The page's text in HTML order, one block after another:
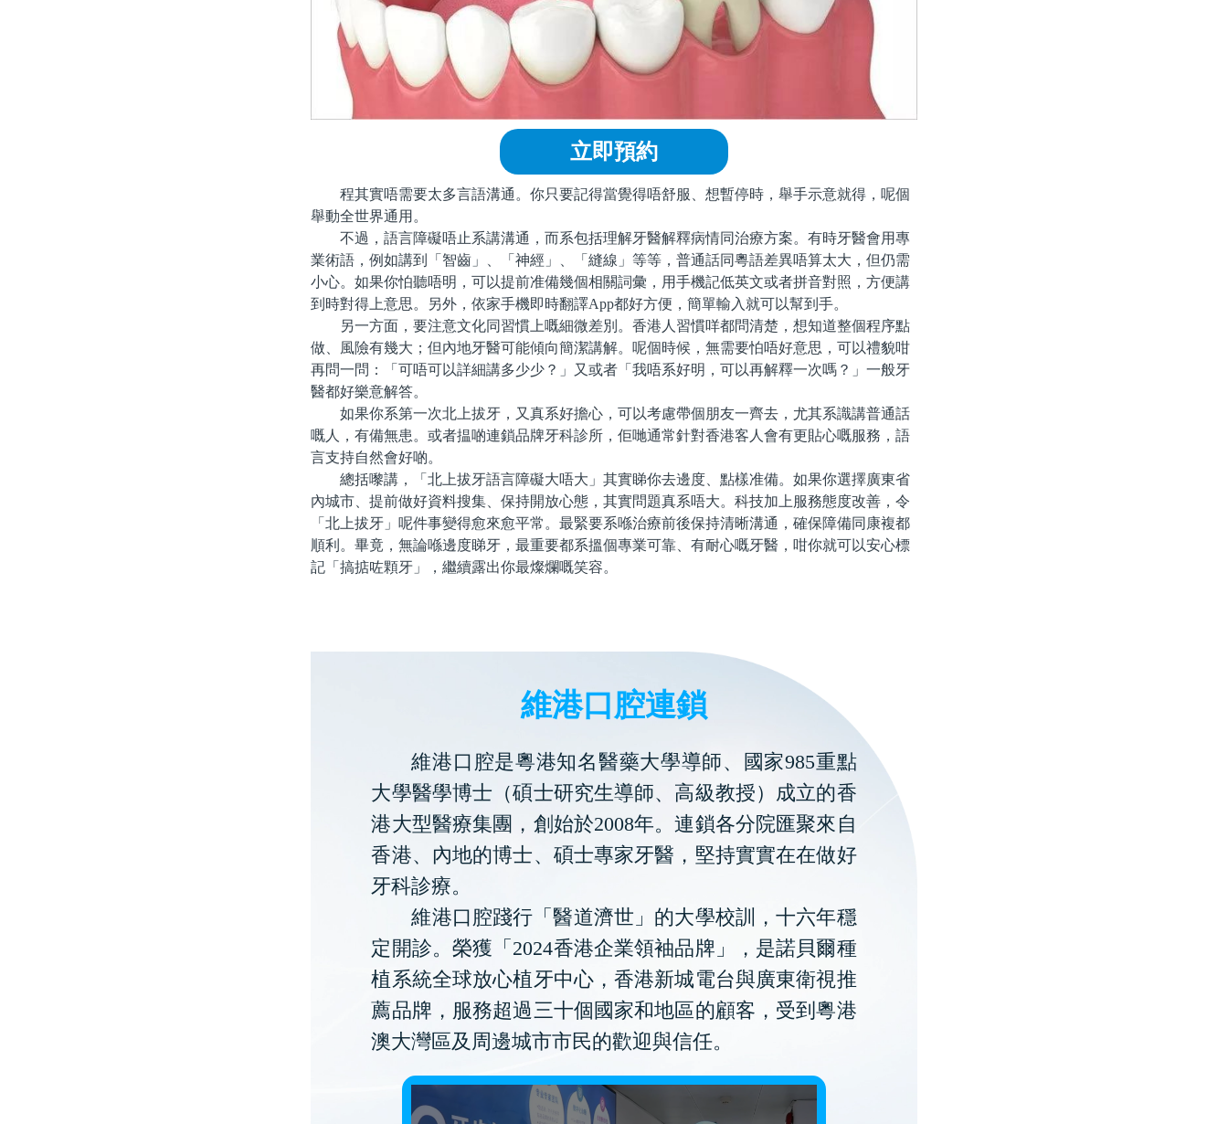
立即預約
程其實唔需要太多言語溝通。你只要記得當覺得唔舒服、想暫停時，舉手示意就得，呢個
舉動全世界通用。
不過，語言障礙唔止系講溝通，而系包括理解牙醫解釋病情同治療方案。有時牙醫會用專
業術語，例如講到「智齒」、「神經」、「縫線」等等，普通話同粵語差異唔算太大，但仍需
小心。如果你怕聽唔明，可以提前准備幾個相關詞彙，用手機記低英文或者拼音對照，方便講
到時對得上意思。另外，依家手機即時翻譯App都好方便，簡單輸入就可以幫到手。
另一方面，要注意文化同習慣上嘅細微差別。香港人習慣咩都問清楚，想知道整個程序點
做、風險有幾大；但內地牙醫可能傾向簡潔講解。呢個時候，無需要怕唔好意思，可以禮貌咁
再問一問：「可唔可以詳細講多少少？」又或者「我唔系好明，可以再解釋一次嗎？」一般牙
醫都好樂意解答。
如果你系第一次北上拔牙，又真系好擔心，可以考慮帶個朋友一齊去，尤其系識講普通話
嘅人，有備無患。或者揾啲連鎖品牌牙科診所，佢哋通常針對香港客人會有更貼心嘅服務，語
言支持自然會好啲。
總括嚟講，「北上拔牙語言障礙大唔大」其實睇你去邊度、點樣准備。如果你選擇廣東省
內城市、提前做好資料搜集、保持開放心態，其實問題真系唔大。科技加上服務態度改善，令
「北上拔牙」呢件事變得愈來愈平常。最緊要系喺治療前後保持清晰溝通，確保障備同康複都
順利。畢竟，無論喺邊度睇牙，最重要都系搵個專業可靠、有耐心嘅牙醫，咁你就可以安心標
記「搞掂咗顆牙」，繼續露出你最燦爛嘅笑容。
維港口腔連鎖
維港口腔是粵港知名醫藥大學導師、國家985重點
大學醫學博士（碩士研究生導師、高級教授）成立的香
港大型醫療集團，創始於2008年。連鎖各分院匯聚來自
香港、內地的博士、碩士專家牙醫，堅持實實在在做好
牙科診療。
維港口腔踐行「醫道濟世」的大學校訓，十六年穩
定開診。榮獲「2024香港企業領袖品牌」，是諾貝爾種
植系統全球放心植牙中心，香港新城電台與廣東衛視推
薦品牌，服務超過三十個國家和地區的顧客，受到粵港
澳大灣區及周邊城市市民的歡迎與信任。